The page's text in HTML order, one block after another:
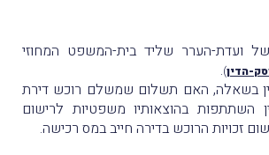
ועדת-הערר שליד בית-המשפט המחוזי
הדין)
.
בשאלה, האם תשלום שמשלם רוכש דירת
השתתפות בהוצאותיו משפטיות לרישום
זכויות הרוכש בדירה חייב במס רכישה.